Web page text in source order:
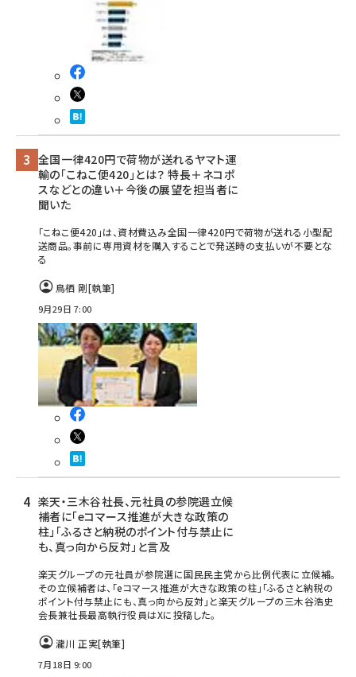
全国一律420円で荷物が送れるヤマト運
輸の「こねこ便420」とは？ 特長＋ネコポ
スなどとの違い＋今後の展望を担当者に
聞いた
「こねこ便420」は、資材費込み全国一律420円で荷物が送れる小型配
送商品。事前に専用資材を購入することで発送時の支払いが不要とな
る
鳥栖 剛[執筆]
9月29日 7:00
楽天・三木谷社長、元社員の参院選立候
補者に「eコマース推進が大きな政策の
柱」「ふるさと納税のポイント付与禁止に
も、真っ向から反対」と言及
楽天グループの元社員が参院選に国民民主党から比例代表に立候補。
その立候補者は、「eコマース推進が大きな政策の柱」「ふるさと納税の
ポイント付与禁止にも、真っ向から反対」と楽天グループの三木谷浩史
会長兼社長最高執行役員はXに投稿した。
瀧川 正実[執筆]
7月18日 9:00